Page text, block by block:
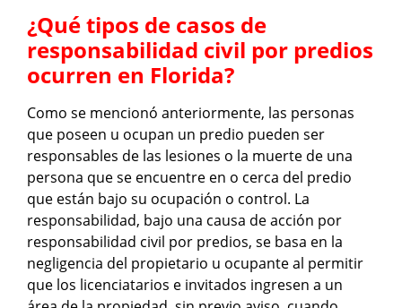
¿Qué tipos de casos de
responsabilidad civil por predios
ocurren en Florida?
Como se mencionó anteriormente, las personas
que poseen u ocupan un predio pueden ser
responsables de las lesiones o la muerte de una
persona que se encuentre en o cerca del predio
que están bajo su ocupación o control. La
responsabilidad, bajo una causa de acción por
responsabilidad civil por predios, se basa en la
negligencia del propietario u ocupante al permitir
que los licenciatarios e invitados ingresen a un